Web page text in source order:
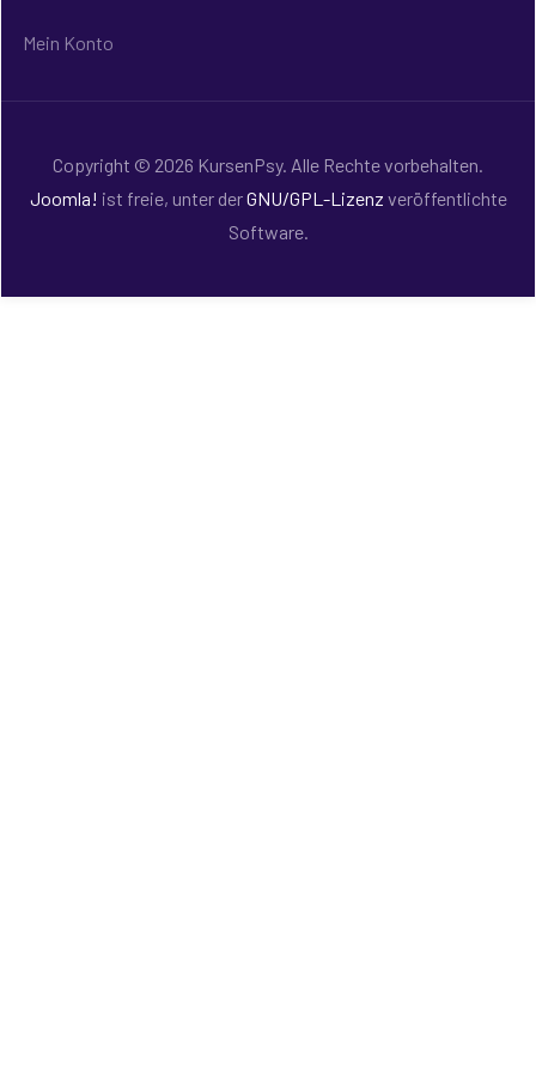
Mein Konto
Copyright © 2026 KursenPsy. Alle Rechte vorbehalten.
Joomla! ist freie, unter derGNU/GPL-Lizenz veröffentlichte
Software.